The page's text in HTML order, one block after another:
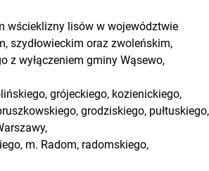
wścieklizny lisów w województwie
szydłowieckim oraz zwoleńskim,
z wyłączeniem gminy Wąsewo,
grójeckiego, kozienickiego,
grodziskiego, pułtuskiego,
m. Radom, radomskiego,